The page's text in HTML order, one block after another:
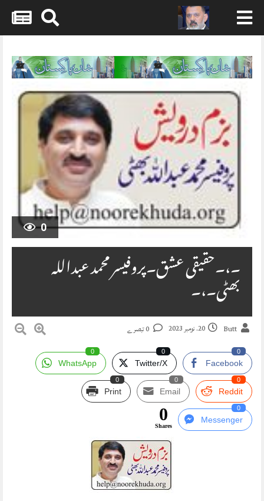
Skip
content
0
۔،۔حقیقی عشق۔پروفیسر محمد عبداللہ
بھٹی۔،۔
Butt 20. نومبر 2023
Facebook
0
Twitter/X
0
WhatsApp
0
Reddit
0
Email
0
Print
0
Messenger
0
0
Shares